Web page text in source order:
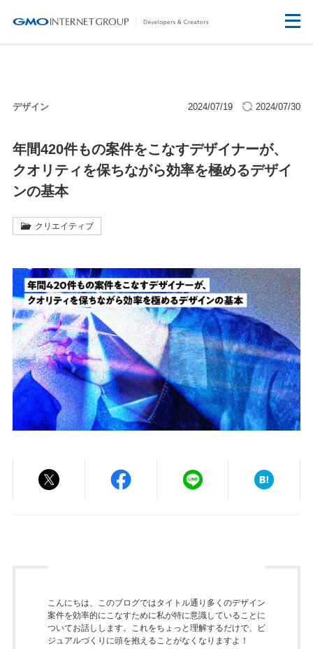
デザイン 2024/07/19 2024/07/30
年間420件もの案件をこなすデザイナーが、
クオリティを保ちながら効率を極めるデザイ
ンの基本
クリエイティブ
こんにちは、このブログではタイトル通り多くのデザイン
案件を効率的にこなすために私が特に意識していることに
ついてお話しします。これをちょっと理解するだけで、ビ
ジュアルづくりに頭を抱えることがなくなりますよ！